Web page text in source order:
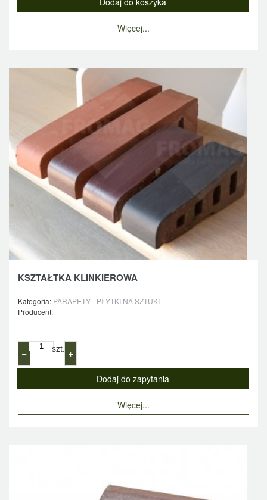
Więcej...
KSZTAŁTKA KLINKIEROWA
Kategoria: PARAPETY - PŁYTKI NA SZTUKI
Producent:
− szt. +
Więcej...